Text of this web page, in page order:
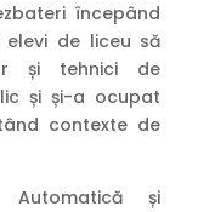
începând
de liceu să
și tehnici de
și și-a ocupat
contexte de
și